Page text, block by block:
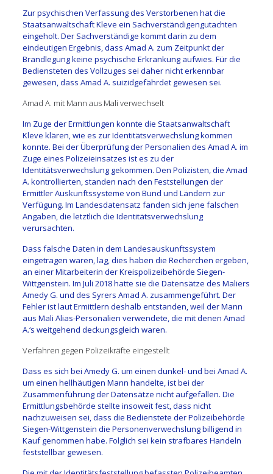
Zur psychischen Verfassung des Verstorbenen hat die
Staatsanwaltschaft Kleve ein Sachverständigengutachten
eingeholt. Der Sachverständige kommt darin zu dem
eindeutigen Ergebnis, dass Amad A. zum Zeitpunkt der
Brandlegung keine psychische Erkrankung aufwies. Für die
Bediensteten des Vollzuges sei daher nicht erkennbar
gewesen, dass Amad A. suizidgefährdet gewesen sei.
Amad A. mit Mann aus Mali verwechselt
Im Zuge der Ermittlungen konnte die Staatsanwaltschaft
Kleve klären, wie es zur Identitätsverwechslung kommen
konnte. Bei der Überprüfung der Personalien des Amad A. im
Zuge eines Polizeieinsatzes ist es zu der
Identitätsverwechslung gekommen. Den Polizisten, die Amad
A. kontrollierten, standen nach den Feststellungen der
Ermittler Auskunftssysteme von Bund und Ländern zur
Verfügung. Im Landesdatensatz fanden sich jene falschen
Angaben, die letztlich die Identitätsverwechslung
verursachten.
Dass falsche Daten in dem Landesauskunftssystem
eingetragen waren, lag, dies haben die Recherchen ergeben,
an einer Mitarbeiterin der Kreispolizeibehörde Siegen-
Wittgenstein. Im Juli 2018 hatte sie die Datensätze des Maliers
Amedy G. und des Syrers Amad A. zusammengeführt. Der
Fehler ist laut Ermittlern deshalb entstanden, weil der Mann
aus Mali Alias-Personalien verwendete, die mit denen Amad
A.‘s weitgehend deckungsgleich waren.
Verfahren gegen Polizeikräfte eingestellt
Dass es sich bei Amedy G. um einen dunkel- und bei Amad A.
um einen hellhäutigen Mann handelte, ist bei der
Zusammenführung der Datensätze nicht aufgefallen. Die
Ermittlungsbehörde stellte insoweit fest, dass nicht
nachzuweisen sei, dass die Bedienstete der Polizeibehörde
Siegen-Wittgenstein die Personenverwechslung billigend in
Kauf genommen habe. Folglich sei kein strafbares Handeln
feststellbar gewesen.